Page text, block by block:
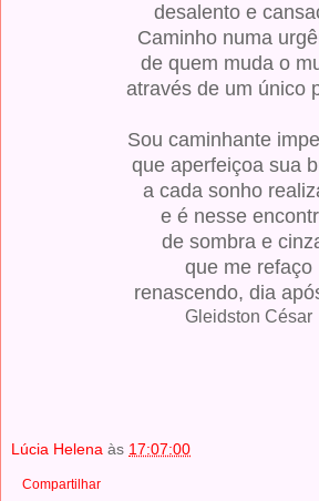
desalento e
Caminho numa
de quem muda o
através de um único
Sou caminhante
que aperfeiçoa sua
a cada sonho
e é nesse
de sombra e
que me refaço
renascendo, dia
Gleidston César
Lúcia Helena às 17:07:00
Compartilhar